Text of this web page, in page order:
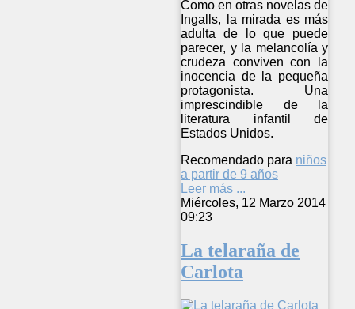
Como en otras novelas de
Ingalls, la mirada es más
adulta de lo que puede
parecer, y la melancolía y
crudeza conviven con la
inocencia de la pequeña
protagonista. Una
imprescindible de la
literatura infantil de
Estados Unidos.
Recomendado para niños
a partir de 9 años
Leer más ...
Miércoles, 12 Marzo 2014
09:23
La telaraña de
Carlota